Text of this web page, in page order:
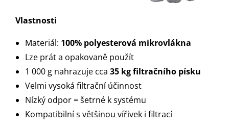
Vlastnosti
Materiál: 100% polyesterová mikrovlákna
Lze prát a opakovaně použít
1 000 g nahrazuje cca35 kg filtračního písku
Velmi vysoká filtrační účinnost
Nízký odpor = šetrné k systému
Kompatibilní s většinou vířivek i filtrací